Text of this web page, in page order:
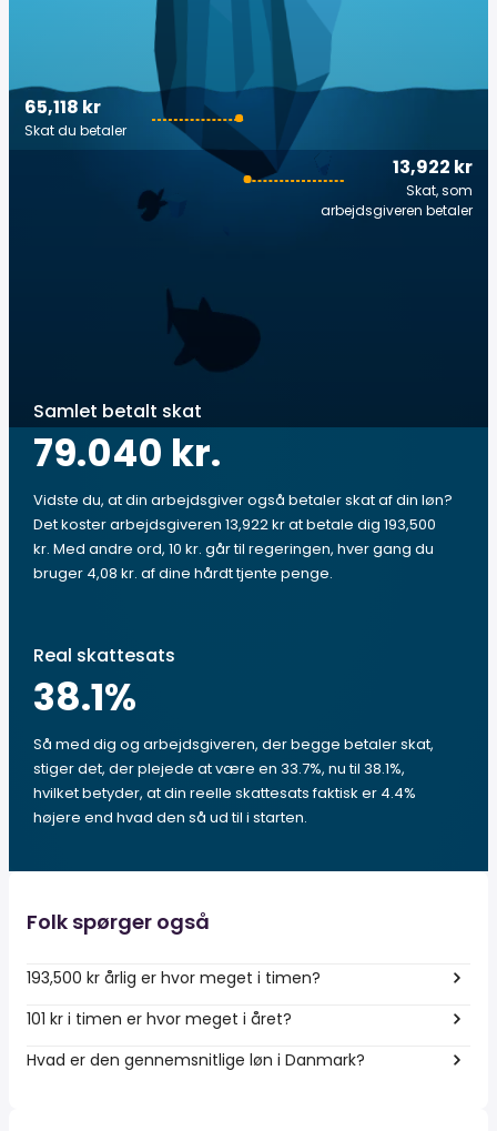
13,922 kr
Skat, som
arbejdsgiveren betaler
65,118 kr
Skat du betaler
Samlet betalt skat
79.040 kr.
Vidste du, at din arbejdsgiver også betaler skat af din løn?
Det koster arbejdsgiveren 13,922 kr at betale dig 193,500
kr. Med andre ord, 10 kr. går til regeringen, hver gang du
bruger 4,08 kr. af dine hårdt tjente penge.
Real skattesats
38.1%
Så med dig og arbejdsgiveren, der begge betaler skat,
stiger det, der plejede at være en 33.7%, nu til 38.1%,
hvilket betyder, at din reelle skattesats faktisk er 4.4%
højere end hvad den så ud til i starten.
Folk spørger også
193,500 kr årlig er hvor meget i timen?
101 kr i timen er hvor meget i året?
Hvad er den gennemsnitlige løn i Danmark?